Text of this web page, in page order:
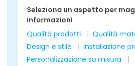
Seleziona un aspetto per
informazioni
Qualità prodotti
Qualità
Design e stile
Installazione
Personalizzazione su misura